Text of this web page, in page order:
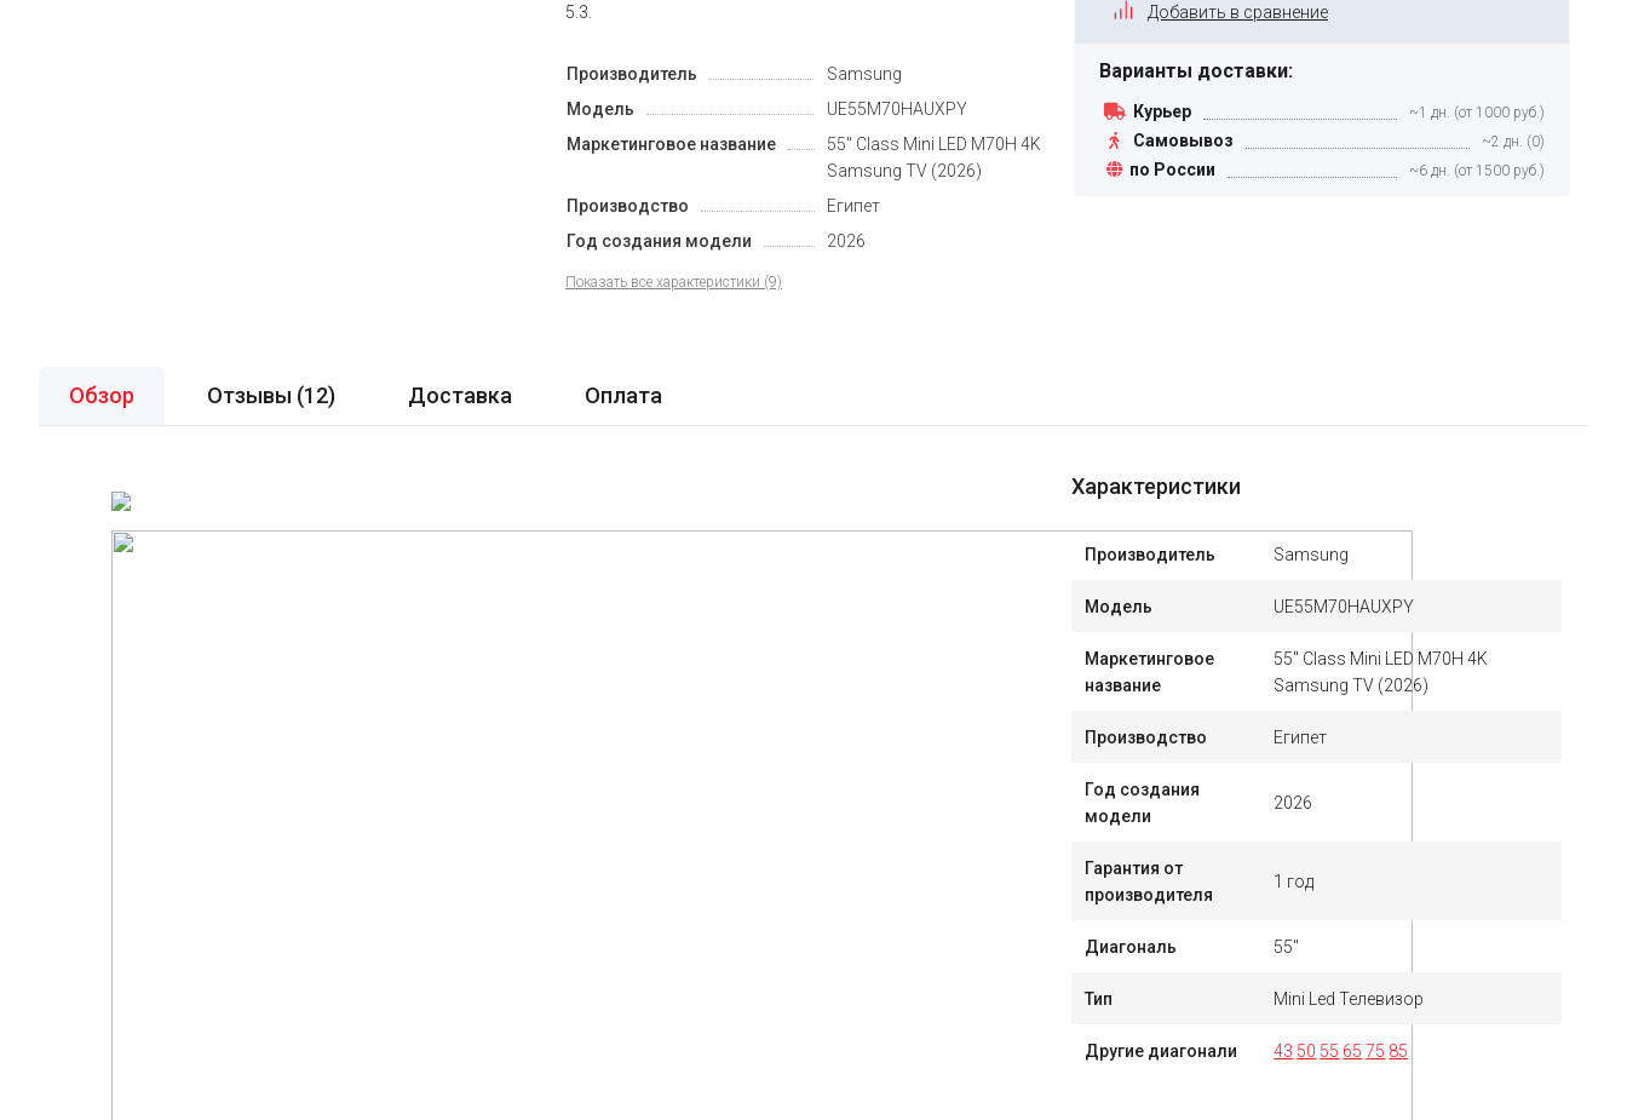
5.3.
Производитель
Samsung
Модель
UE55M70HAUXPY
Маркетинговое название
55" Class Mini LED M70H 4K
Samsung TV (2026)
Производство
Египет
Год создания модели
2026
Показать все характеристики (9)
Добавить в сравнение
Варианты доставки:
Курьер ~1 дн. (от 1000 руб.)
Самовывоз ~2 дн. (0)
по России ~6 дн. (от 1500 руб.)
Обзор Отзывы (12) Доставка Оплата
Характеристики
Производитель Samsung
Модель UE55M70HAUXPY
Маркетинговое
название
55" Class Mini LED M70H 4K
Samsung TV (2026)
Производство Египет
Год создания
модели
2026
Гарантия от
производителя
1 год
Диагональ 55"
Тип Mini Led Телевизор
Другие диагонали 43 50 55 65 75 85